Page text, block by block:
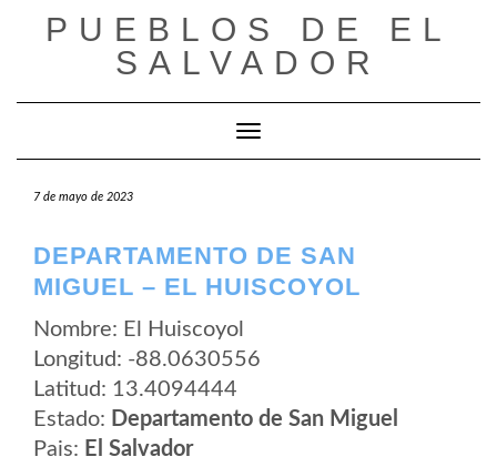
PUEBLOS DE EL
SALVADOR
Cambiar modo de navegación
7 de mayo de 2023
DEPARTAMENTO DE SAN
MIGUEL – EL HUISCOYOL
Nombre: El Huiscoyol
Longitud: -88.0630556
Latitud: 13.4094444
Estado: Departamento de San Miguel
Pais: El Salvador